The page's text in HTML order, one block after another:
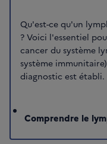
Qu'est-ce qu'un
? Voici l'essentiel
cancer du système
système
diagnostic est établi.
Comprendre le